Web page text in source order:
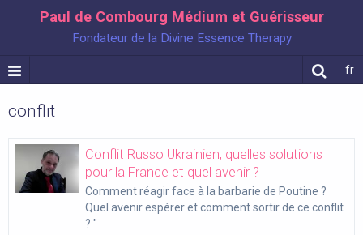
Paul de Combourg Médium et Guérisseur
Fondateur de la Divine Essence Therapy
fr
conflit
Conflit Russo Ukrainien, quelles solutions
pour la France et quel avenir ?
Comment réagir face à la barbarie de Poutine ?
Quel avenir espérer et comment sortir de ce conflit
? "